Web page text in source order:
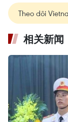
Theo dõi
相关新闻